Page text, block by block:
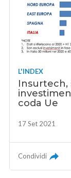
L'INDEX
Insurtech,
coda Ue
17 Set 2021
Condividi